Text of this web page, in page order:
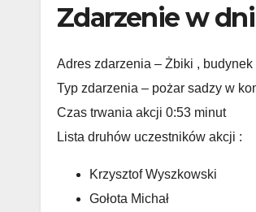
Zdarzenie w
Adres zdarzenia – Żbiki ,
Typ zdarzenia – pożar sadzy w
Czas trwania akcji 0:53 minut
Lista druhów uczestników akcji :
Krzysztof Wyszkowski
Gołota Michał